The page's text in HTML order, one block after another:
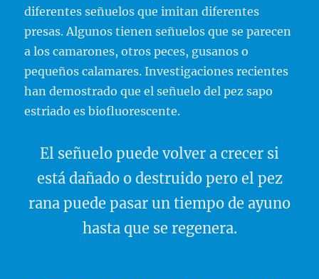
diferentes señuelos que imitan diferentes
presas. Algunos tienen señuelos que se parecen
a los camarones, otros peces, gusanos o
pequeños calamares. Investigaciones recientes
han demostrado que el señuelo del pez sapo
estriado es biofluorescente.
El señuelo puede volver a crecer si
está dañado o destruido pero el pez
rana puede pasar un tiempo de ayuno
hasta que se regenera.